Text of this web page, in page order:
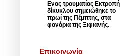
Ενας τραυματίας Εκτροπή
δίκυκλου σημειώθηκε το
πρωί της Πέμπτης, στα
φανάρια της Ξιφιανής.
Επικοινωνία